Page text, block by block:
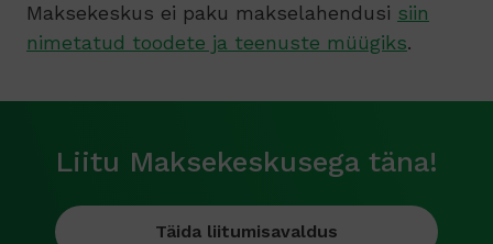
Maksekeskus ei paku makselahendusi siin
nimetatud toodete ja teenuste müügiks.
Liitu Maksekeskusega täna!
Täida liitumisavaldus